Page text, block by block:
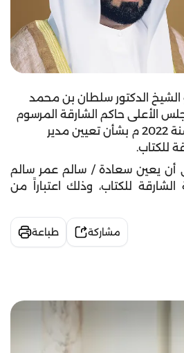
الدكتور سلطان بن محمد
الأعلى حاكم الشارقة المرسوم
الأميري رقم (51) لسنة 2022 م بشأن تعيين مدير
للكتاب.
يعين سعادة / سالم عمر سالم
الشارقة للكتاب، وذلك اعتباراً من
مشاركة طباعة